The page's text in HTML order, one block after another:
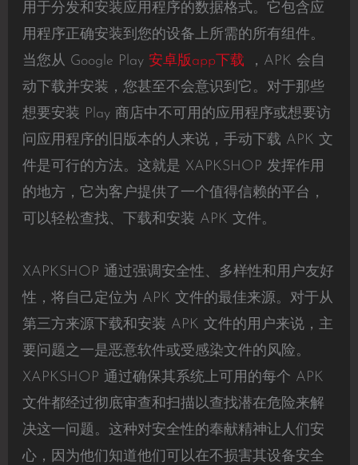
用于分发和安装应用程序的数据格式。它包含应
用程序正确安装到您的设备上所需的所有组件。
当您从 Google Play 安卓版app下载 ，APK 会自
动下载并安装，您甚至不会意识到它。对于那些
想要安装 Play 商店中不可用的应用程序或想要访
问应用程序的旧版本的人来说，手动下载 APK 文
件是可行的方法。这就是 XAPKSHOP 发挥作用
的地方，它为客户提供了一个值得信赖的平台，
可以轻松查找、下载和安装 APK 文件。
XAPKSHOP 通过强调安全性、多样性和用户友好
性，将自己定位为 APK 文件的最佳来源。对于从
第三方来源下载和安装 APK 文件的用户来说，主
要问题之一是恶意软件或受感染文件的风险。
XAPKSHOP 通过确保其系统上可用的每个 APK
文件都经过彻底审查和扫描以查找潜在危险来解
决这一问题。这种对安全性的奉献精神让人们安
心，因为他们知道他们可以在不损害其设备安全